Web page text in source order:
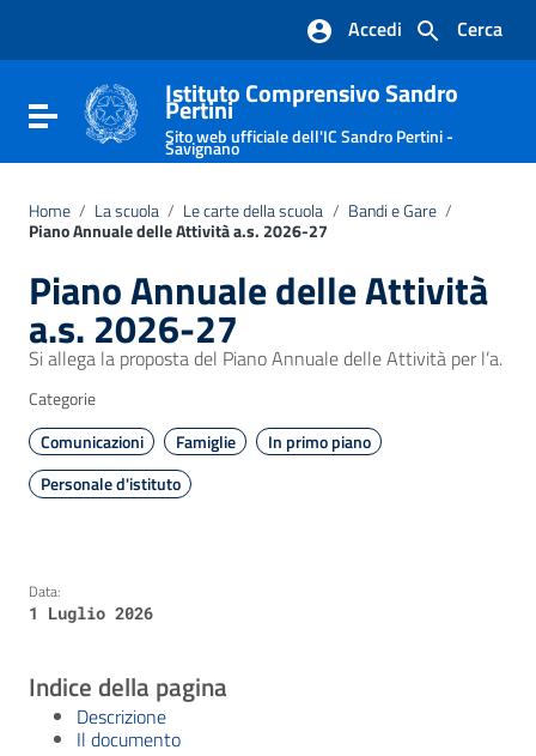
Vai al footer
Cerca
Accedi
Attiva / disattiva la navigazione
Istituto Comprensivo Sandro
Pertini
Sito web ufficiale dell'IC Sandro Pertini -
Savignano
Home / La scuola / Le carte della scuola / Bandi e Gare /
Piano Annuale delle Attività a.s. 2026-27
Piano Annuale delle Attività
a.s. 2026-27
Si allega la proposta del Piano Annuale delle Attività per l’a.
Categorie
Comunicazioni
Famiglie
In primo piano
Personale d'istituto
Data:
1 Luglio 2026
Indice della pagina
Descrizione
Il documento